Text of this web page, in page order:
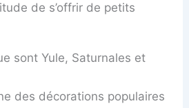
de s’offrir de petits
des décorations populaires